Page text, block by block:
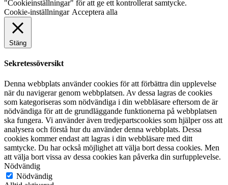
"Cookieinställningar" för att ge ett kontrollerat samtycke.
Cookie-inställningar Acceptera alla
Stäng
Sekretessöversikt
Denna webbplats använder cookies för att förbättra din upplevelse
när du navigerar genom webbplatsen. Av dessa lagras de cookies
som kategoriseras som nödvändiga i din webbläsare eftersom de är
nödvändiga för att de grundläggande funktionerna på webbplatsen
ska fungera. Vi använder även tredjepartscookies som hjälper oss att
analysera och förstå hur du använder denna webbplats. Dessa
cookies kommer endast att lagras i din webbläsare med ditt
samtycke. Du har också möjlighet att välja bort dessa cookies. Men
att välja bort vissa av dessa cookies kan påverka din surfupplevelse.
Nödvändig
Nödvändig